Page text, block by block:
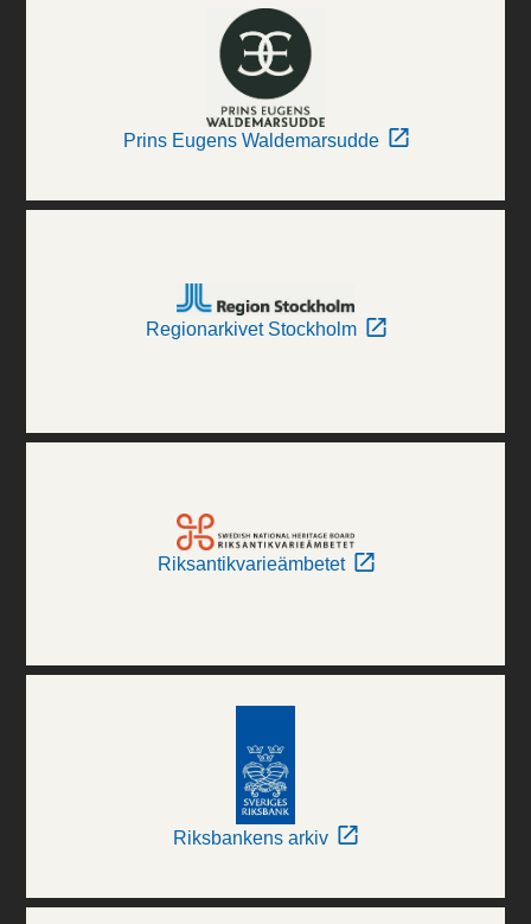
Prins Eugens Waldemarsudde
Regionarkivet Stockholm
Riksantikvarieämbetet
Riksbankens arkiv